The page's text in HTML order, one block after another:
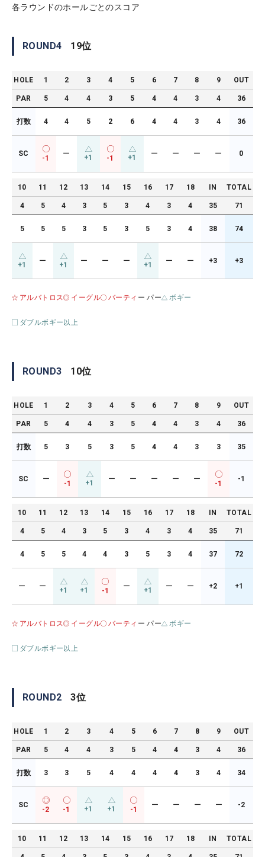
各ラウンドのホールごとのスコア
ROUND4 19位
HOLE 1 2 3 4 5 6 7 8 9 OUT
PAR 5 4 4 3 5 4 4 3 4 36
打数 4 4 5 2 6 4 4 3 4 36
SC
-1
ー +1 -1 +1 ー ー ー ー 0
10 11 12 13 14 15 16 17 18 IN TOTAL
4 5 4 3 5 3 4 3 4 35 71
5 5 5 3 5 3 5 3 4 38 74
+1 ー +1 ー ー ー +1 ー ー +3 +3
アルバトロス イーグル バーティ ー パー ボギー
ダブルボギー以上
ROUND3 10位
HOLE 1 2 3 4 5 6 7 8 9 OUT
PAR 5 4 4 3 5 4 4 3 4 36
打数 5 3 5 3 5 4 4 3 3 35
SC ー
-1 +1 ー ー ー ー ー
-1
-1
10 11 12 13 14 15 16 17 18 IN TOTAL
4 5 4 3 5 3 4 3 4 35 71
4 5 5 4 4 3 5 3 4 37 72
ー ー +1 +1 -1
ー +1 ー ー +2 +1
アルバトロス イーグル バーティ ー パー ボギー
ダブルボギー以上
ROUND2 3位
HOLE 1 2 3 4 5 6 7 8 9 OUT
PAR 5 4 4 3 5 4 4 3 4 36
打数 3 3 5 4 4 4 4 3 4 34
SC
-2 -1 +1 +1 -1
ー ー ー ー -2
10 11 12 13 14 15 16 17 18 IN TOTAL